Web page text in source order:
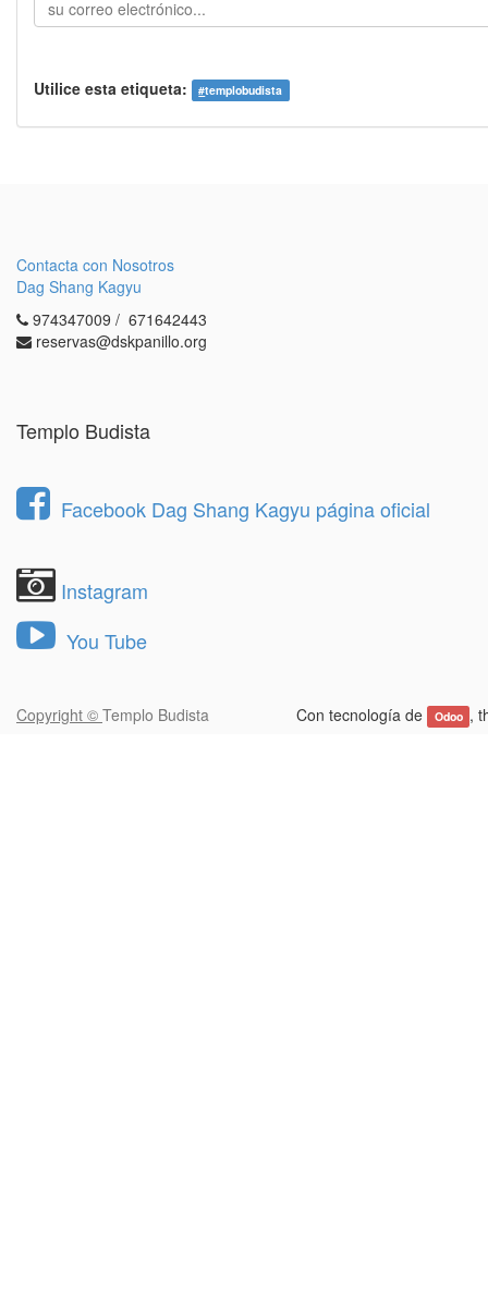
Utilice esta etiqueta: #templobudista
Contacta con Nosotros
Dag Shang Kagyu
974347009 / 671642443
reservas@dskpanillo.org
Templo Budista
Facebook Dag Shang Kagyu página oficial
Instagram
You Tube
Con tecnología de Odoo ,
Copyright © Templo Budista